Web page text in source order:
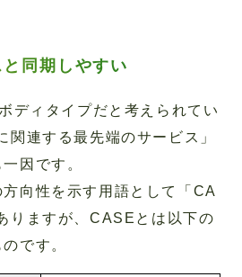
同期しやすい
ディタイプだと考えられてい
関連する最先端のサービス」
因です。
向性を示す用語として「CA
りますが、CASEとは以下の
です。